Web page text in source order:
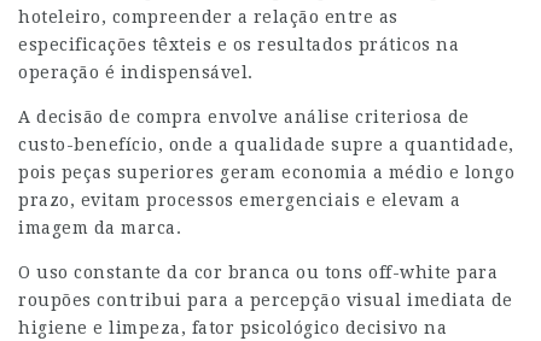
hoteleiro, compreender a relação entre as
especificações têxteis e os resultados práticos na
operação é indispensável.
A decisão de compra envolve análise criteriosa de
custo-benefício, onde a qualidade supre a quantidade,
pois peças superiores geram economia a médio e longo
prazo, evitam processos emergenciais e elevam a
imagem da marca.
O uso constante da cor branca ou tons off-white para
roupões contribui para a percepção visual imediata de
higiene e limpeza, fator psicológico decisivo na